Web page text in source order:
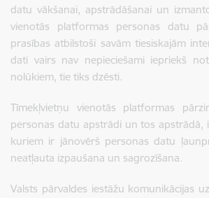
datu vākšanai, apstrādāšanai un
vienotās platformas personas datu
prasības atbilstoši savām tiesiskajām
dati vairs nav nepieciešami iepriekš
nolūkiem, tie tiks dzēsti.
Tīmekļvietņu vienotās platformas
personas datu apstrādi un tos apstrādā,
kuriem ir jānovērš personas datu
neatļauta izpaušana un sagrozīšana.
Valsts pārvaldes iestāžu komunikācijas